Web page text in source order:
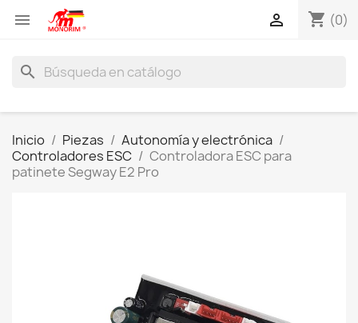
 shopping_cart (0)

search
Inicio Piezas
Autonomía y electrónica
Controladores ESC
Controladora ESC para
patinete Segway E2 Pro